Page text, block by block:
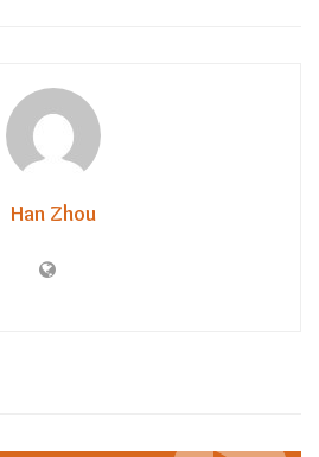
Han Zhou